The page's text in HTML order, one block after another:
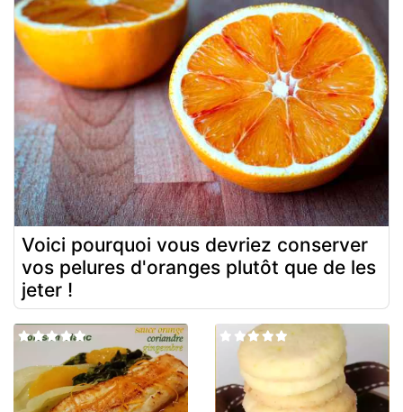
Voici pourquoi vous devriez conserver
vos pelures d'oranges plutôt que de les
jeter !